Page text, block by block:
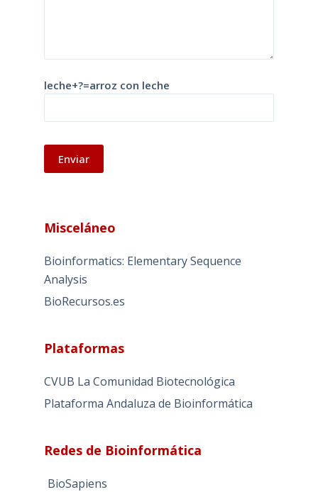
leche+?=arroz con leche
t
r
n
a
v
:
Misceláneo
Bioinformatics: Elementary Sequence
Analysis
BioRecursos.es
Plataformas
CVUB La Comunidad Biotecnológica
Plataforma Andaluza de Bioinformática
Redes de Bioinformática
BioSapiens